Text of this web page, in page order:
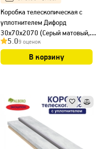
Коробка телескопическая с
уплотнителем Дифорд
30х70х2070 (Серый матовый,
гладкий)
5.09 оценок
В корзину